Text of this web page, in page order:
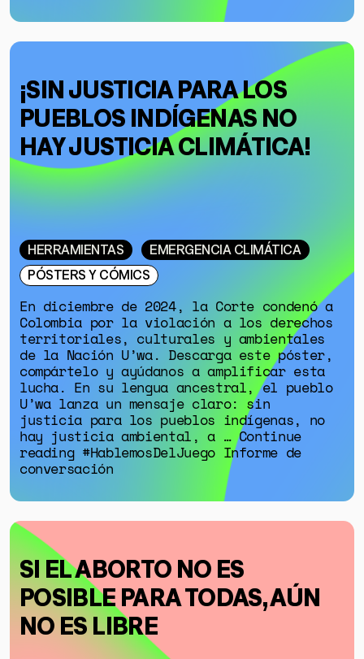
¡SIN JUSTICIA PARA LOS
PUEBLOS INDÍGENAS NO
HAY JUSTICIA CLIMÁTICA!
HERRAMIENTAS
EMERGENCIA CLIMÁTICA
PÓSTERS Y CÓMICS
En diciembre de 2024, la Corte condenó a
Colombia por la violación a los derechos
territoriales, culturales y ambientales
de la Nación U’wa. Descarga este póster,
compártelo y ayúdanos a amplificar esta
lucha. En su lengua ancestral, el pueblo
U’wa lanza un mensaje claro: sin
justicia para los pueblos indígenas, no
hay justicia ambiental, a … Continue
reading #HablemosDelJuego Informe de
conversación
SI EL ABORTO NO ES
POSIBLE PARA TODAS, AÚN
NO ES LIBRE